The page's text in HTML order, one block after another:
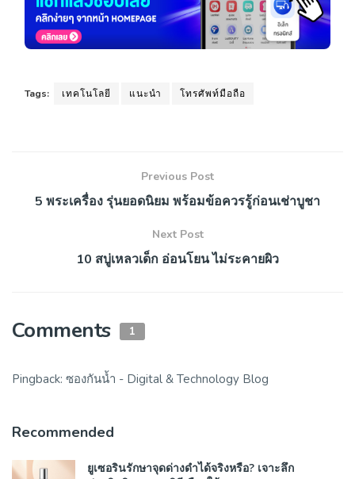
Tags: เทคโนโลยี แนะนำ โทรศัพท์มือถือ
Previous Post
5 พระเครื่อง รุ่นยอดนิยม พร้อมข้อควรรู้ก่อนเช่าบูชา
Next Post
10 สบู่เหลวเด็ก อ่อนโยน ไม่ระคายผิว
Comments 1
Pingback: ซองกันน้ำ - Digital & Technology Blog
Recommended
ยูเซอรินรักษาจุดด่างดำได้จริงหรือ? เจาะลึก